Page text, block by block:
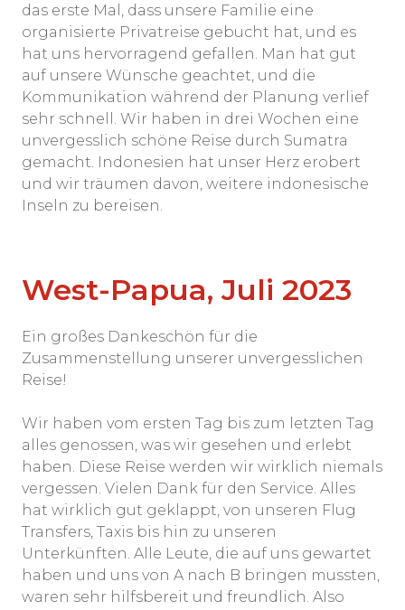
das erste Mal, dass unsere Familie eine
organisierte Privatreise gebucht hat, und es
hat uns hervorragend gefallen. Man hat gut
auf unsere Wünsche geachtet, und die
Kommunikation während der Planung verlief
sehr schnell. Wir haben in drei Wochen eine
unvergesslich schöne Reise durch Sumatra
gemacht. Indonesien hat unser Herz erobert
und wir träumen davon, weitere indonesische
Inseln zu bereisen.
West-Papua, Juli 2023
Ein großes Dankeschön für die
Zusammenstellung unserer unvergesslichen
Reise!
Wir haben vom ersten Tag bis zum letzten Tag
alles genossen, was wir gesehen und erlebt
haben. Diese Reise werden wir wirklich niemals
vergessen. Vielen Dank für den Service. Alles
hat wirklich gut geklappt, von unseren Flug
Transfers, Taxis bis hin zu unseren
Unterkünften. Alle Leute, die auf uns gewartet
haben und uns von A nach B bringen mussten,
waren sehr hilfsbereit und freundlich. Also